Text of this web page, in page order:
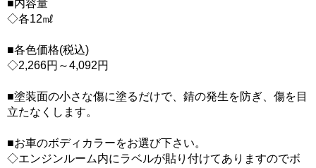
■内容量
◇各12㎖
■各色価格(税込)
◇2,266円～4,092円
■塗装面の小さな傷に塗るだけで、錆の発生を防ぎ、傷を目
立たなくします。
■お車のボディカラーをお選び下さい。
◇エンジンルーム内にラベルが貼り付けてありますのでボ